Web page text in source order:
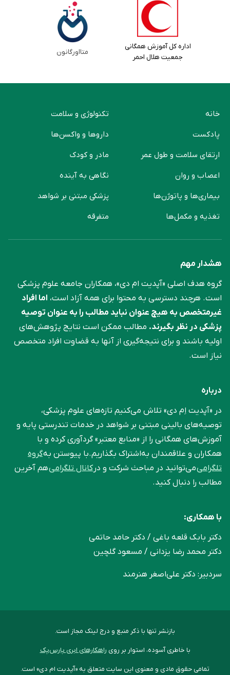
اداره کل آموزش همگانی
جمعیت هلال احمر
متااورگانون
خانه
پادکست
ارتقای سلامت و طول عمر
اعصاب و روان
بیماری‌ها و پاتوژن‌ها
تغذیه و مکمل‌ها
تکنولوژی و سلامت
دارو‌ها و واکسن‌ها
مادر و کودک
نگاهی به آینده
پزشکی مبتنی بر شواهد
متفرقه
هشدار مهم
گروه هدف اصلی «آپدیت ام دی»، همکاران جامعه علوم ‌پزشکی
است. هرچند دسترسی به محتوا برای همه آزاد است، اما افراد
غیرمتخصص به هیچ عنوان نباید مطالب را به عنوان توصیه
پزشکی در نظر بگیرند. مطالب ممکن است نتایج پژوهش‌های
اولیه باشند و برای نتیجه‌گیری از آنها به قضاوت افراد متخصص
نیاز است.
درباره
در «آپدیت اِم دی» تلاش می‌کنیم تازه‌های علوم پزشکی،
توصیه‌های بالینی مبتنی بر شواهد در خدمات تندرستی پایه و
آموزش‌های همگانی را از «منابع معتبر» گردآوری کرده و با
همکاران و علاقمندان به‌اشتراک بگذاریم.با پیوستن بهگروه
تلگرامیمی‌توانید در مباحث شرکت و درکانال تلگرامیهم آخرین
مطالب را دنبال کنید.
با همکاری:
دکتر بابک قلعه‌ باغی / دکتر حامد حاتمی
دکتر محمد رضا یزدانی / مسعود گلچین
سردبیر: دکتر علی‌اصغر هنرمند
بازنشر تنها با ذکر منبع و درج لینک مجاز است.
با خاطری آسوده، استوار بر روی راهکارهای ابری پارس‌پک
تمامی حقوق مادی و معنوی این سایت متعلق به «آپدیت ام دی» است.